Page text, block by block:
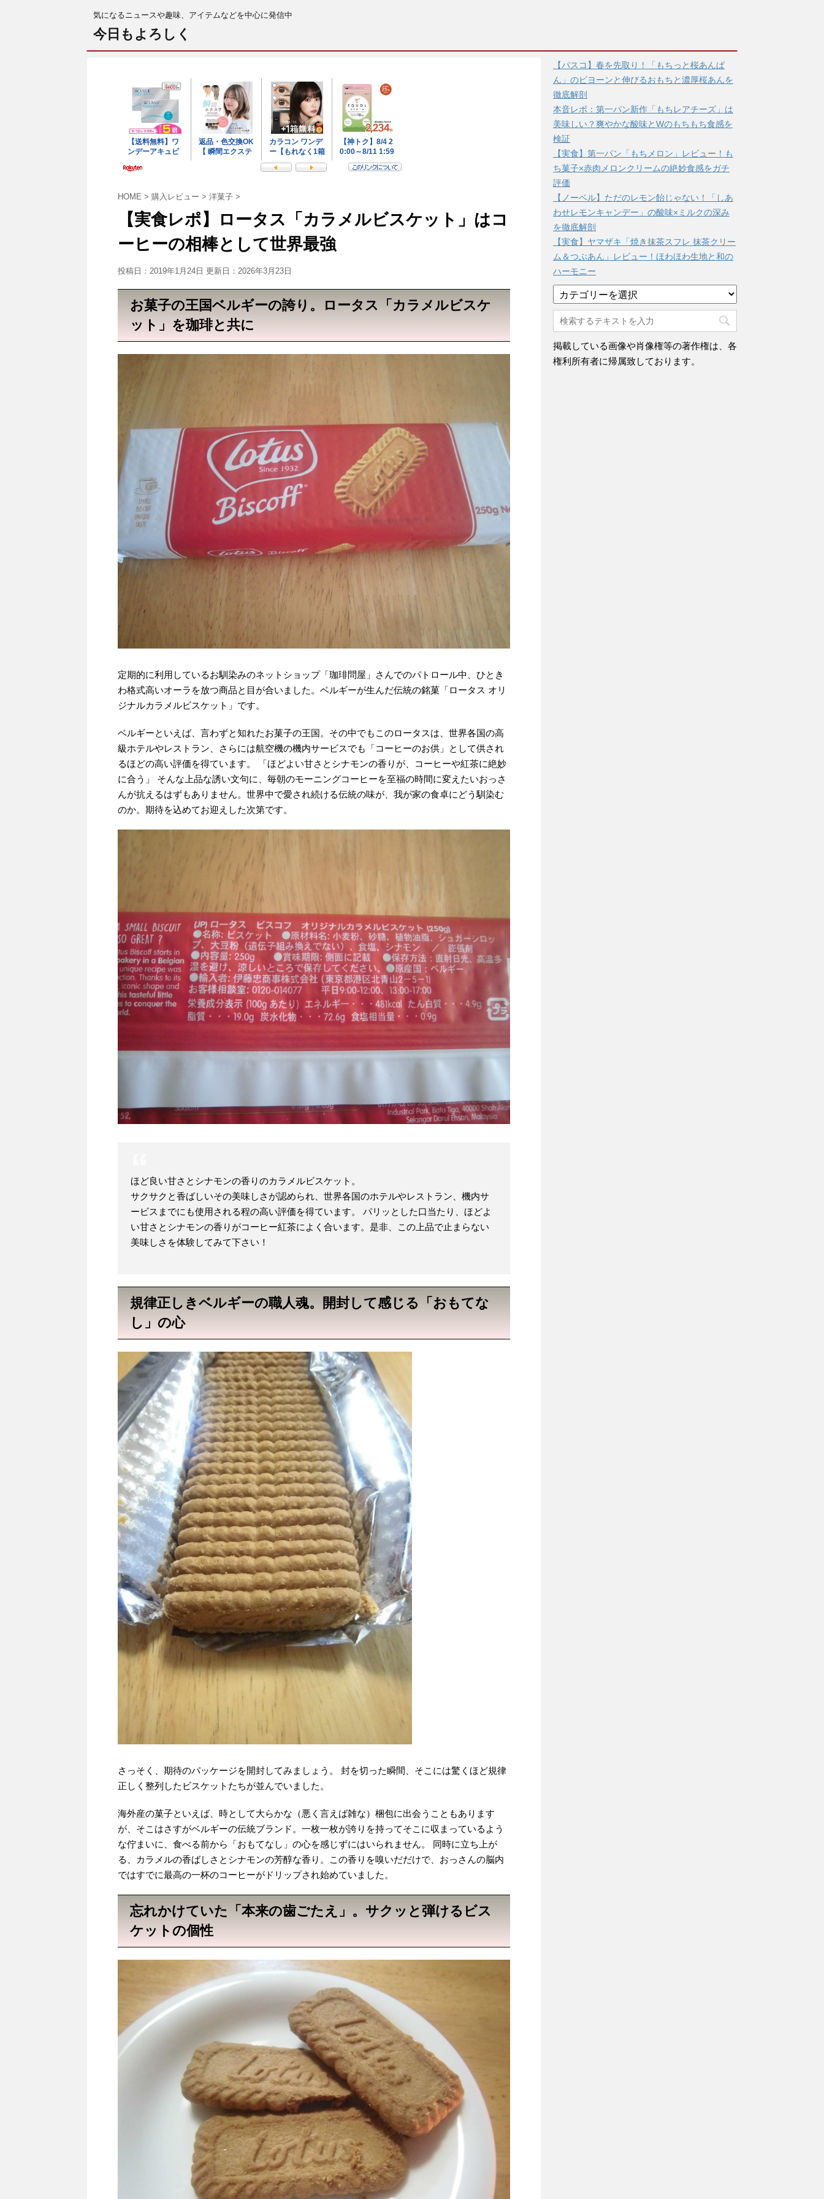
気になるニュースや趣味、アイテムなどを中心に発信中
今日もよろしく
HOME > 購入レビュー > 洋菓子 >
【実食レポ】ロータス「カラメルビスケット」はコ
ーヒーの相棒として世界最強
投稿日：2019年1月24日 更新日： 2026年3月23日
お菓子の王国ベルギーの誇り。ロータス「カラメルビスケ
ット」を珈琲と共に
定期的に利用しているお馴染みのネットショップ「珈琲問屋」さんでのパトロール中、ひとき
わ格式高いオーラを放つ商品と目が合いました。ベルギーが生んだ伝統の銘菓「ロータス オリ
ジナルカラメルビスケット」です。
ベルギーといえば、言わずと知れたお菓子の王国。その中でもこのロータスは、世界各国の高
級ホテルやレストラン、さらには航空機の機内サービスでも「コーヒーのお供」として供され
るほどの高い評価を得ています。 「ほどよい甘さとシナモンの香りが、コーヒーや紅茶に絶妙
に合う」 そんな上品な誘い文句に、毎朝のモーニングコーヒーを至福の時間に変えたいおっさ
んが抗えるはずもありません。世界中で愛され続ける伝統の味が、我が家の食卓にどう馴染む
のか。期待を込めてお迎えした次第です。
ほど良い甘さとシナモンの香りのカラメルビスケット。
サクサクと香ばしいその美味しさが認められ、世界各国のホテルやレストラン、機内サ
ービスまでにも使用される程の高い評価を得ています。 パリッとした口当たり、ほどよ
い甘さとシナモンの香りがコーヒー紅茶によく合います。是非、この上品で止まらない
美味しさを体験してみて下さい！
規律正しきベルギーの職人魂。開封して感じる「おもてな
し」の心
さっそく、期待のパッケージを開封してみましょう。 封を切った瞬間、そこには驚くほど規律
正しく整列したビスケットたちが並んでいました。
海外産の菓子といえば、時として大らかな（悪く言えば雑な）梱包に出会うこともあります
が、そこはさすがベルギーの伝統ブランド。一枚一枚が誇りを持ってそこに収まっているよう
な佇まいに、食べる前から「おもてなし」の心を感じずにはいられません。 同時に立ち上が
る、カラメルの香ばしさとシナモンの芳醇な香り。この香りを嗅いだだけで、おっさんの脳内
ではすでに最高の一杯のコーヒーがドリップされ始めていました。
忘れかけていた「本来の歯ごたえ」。サクッと弾けるビス
ケットの個性
【パスコ】春を先取り！「もちっと桜あんぱ
ん」のビヨーンと伸びるおもちと濃厚桜あんを
徹底解剖
本音レポ：第一パン新作「もちレアチーズ」は
美味しい？爽やかな酸味とWのもちもち食感を
検証
【実食】第一パン「もちメロン」レビュー！も
ち菓子×赤肉メロンクリームの絶妙食感をガチ
評価
【ノーベル】ただのレモン飴じゃない！「しあ
わせレモンキャンデー」の酸味×ミルクの深み
を徹底解剖
【実食】ヤマザキ「焼き抹茶スフレ 抹茶クリー
ム＆つぶあん」レビュー！ほわほわ生地と和の
ハーモニー
テ
ゴ
リ
ー
掲載している画像や肖像権等の著作権は、各
権利所有者に帰属致しております。